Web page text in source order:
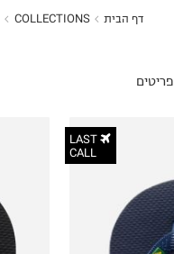
הכניסו מייל
דף הבית COLLECTIONS
פריטים
LAST
CALL